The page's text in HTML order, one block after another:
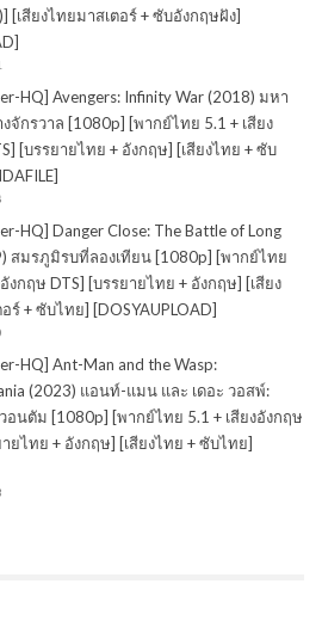
[เสียงไทยมาสเตอร์ + ซับอังกฤษฝัง]
HQ] Avengers: Infinity War (2018) มหา
จักรวาล [1080p] [พากย์ไทย 5.1 + เสียง
[บรรยายไทย + อังกฤษ] [เสียงไทย + ซับ
HQ] Danger Close: The Battle of Long
สมรภูมิรบที่ลองเทียน [1080p] [พากย์ไทย
อังกฤษ DTS] [บรรยายไทย + อังกฤษ] [เสียง
ร์ + ซับไทย] [DOSYAUPLOAD]
HQ] Ant-Man and the Wasp:
(2023) แอนท์-แมน และ เดอะ วอสพ์:
อนตัม [1080p] [พากย์ไทย 5.1 + เสียงอังกฤษ
ยไทย + อังกฤษ] [เสียงไทย + ซับไทย]